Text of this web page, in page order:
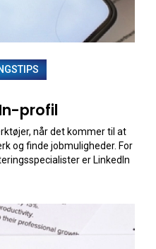
profil
når det kommer til at
og finde jobmuligheder. For
er LinkedIn